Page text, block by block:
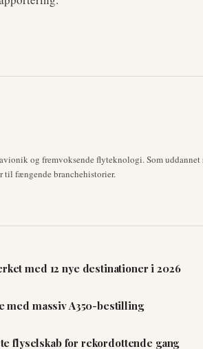
og fremvoksende flyteknologi. Som
fængende branchehistorier.
med 12 nye destinationer i 2026
med massiv A350-bestilling
flyselskab for rekordottende gang